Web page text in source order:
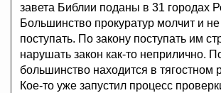
завета Библии поданы в 31 городах
Большинство прокуратур молчит и не
поступать. По закону поступать им
нарушать закон как-то неприлично.
большинство находится в
Кое-то уже запустил процесс